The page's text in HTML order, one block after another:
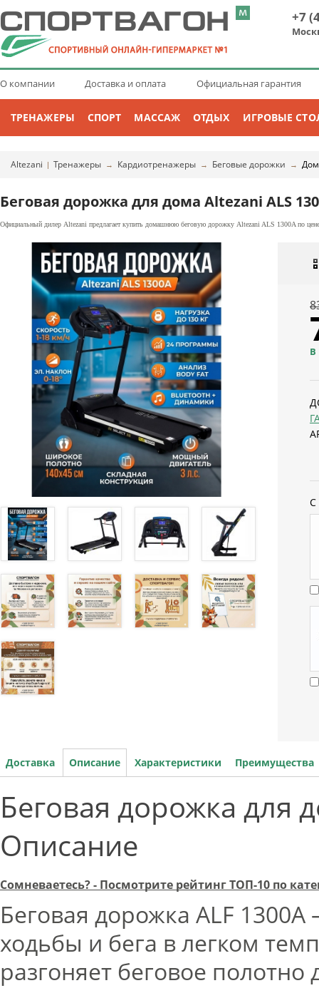
+7
О компании Доставка и оплата Официальная гарантия
ТРЕНАЖЕРЫ СПОРТ МАССАЖ ОТДЫХ ИГРОВЫЕ
Altezani | Тренажеры → Кардиотренажеры → Беговые дорожки →
Беговая дорожка для дома Altezani ALS
Официальный дилер Altezani предлагает купить домашнюю беговую дорожку Altezani ALS 1300A по
С
Доставка Описание Характеристики Преимущества
Беговая дорожка для
Описание
Сомневаетесь? - Посмотрите рейтинг ТОП-10 по
Беговая дорожка ALF
ходьбы и бега в легком
разгоняет беговое